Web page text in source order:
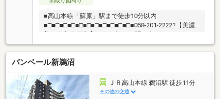
■高山本線「蘇原」駅まで徒歩10分以内
■□■□■□■□■□■□■□■□■□■□■□■058-201-2222?【美濃
岐阜市内で黄色い店舗・黄色い看板・黄色い車を見か
けたことありませんか。私たちが美濃善不動産です！
岐阜を知っている岐阜の不動産エキスパート！土地探
しも住まい探しも建築も不動産のことならお任せ下さ
い。■売買保有物件1000件以上！
バンベール新鵜沼
ＪＲ高山本線 鵜沼駅 徒歩11分
その他の交通